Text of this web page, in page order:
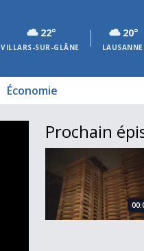
22°
VILLARS-SUR-GLÂNE
20°
LAUSANNE
Économie
Prochain
1115, il était une